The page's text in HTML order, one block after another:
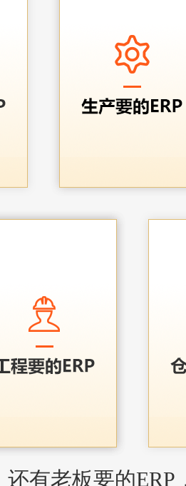
还有老板要的ERP